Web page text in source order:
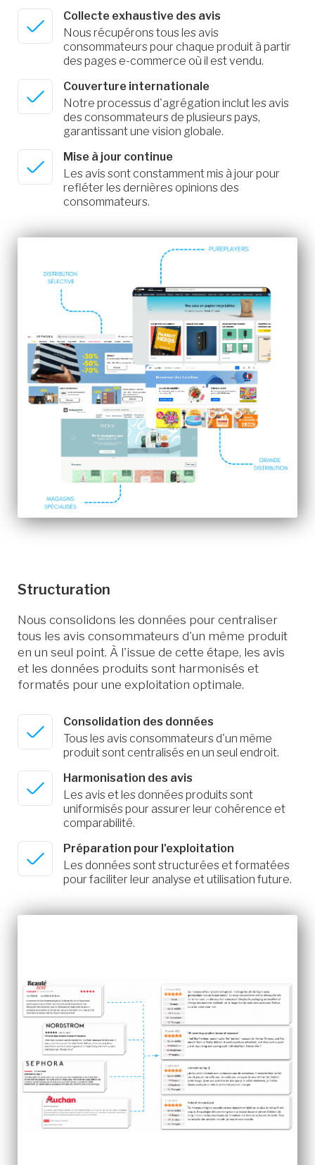
Collecte exhaustive des avis
Nous récupérons tous les avis
consommateurs pour chaque produit à partir
des pages e-commerce où il est vendu.
Couverture internationale
Notre processus d'agrégation inclut les avis
des consommateurs de plusieurs pays,
garantissant une vision globale.
Mise à jour continue
Les avis sont constamment mis à jour pour
refléter les dernières opinions des
consommateurs.
Structuration
Nous consolidons les données pour centraliser
tous les avis consommateurs d'un même produit
en un seul point. À l'issue de cette étape, les avis
et les données produits sont harmonisés et
formatés pour une exploitation optimale.
Consolidation des données
Tous les avis consommateurs d'un même
produit sont centralisés en un seul endroit.
Harmonisation des avis
Les avis et les données produits sont
uniformisés pour assurer leur cohérence et
comparabilité.
Préparation pour l'exploitation
Les données sont structurées et formatées
pour faciliter leur analyse et utilisation future.